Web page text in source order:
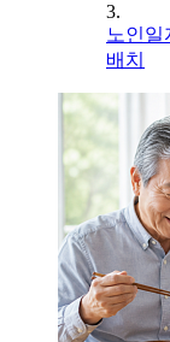
3.
노인일
배치